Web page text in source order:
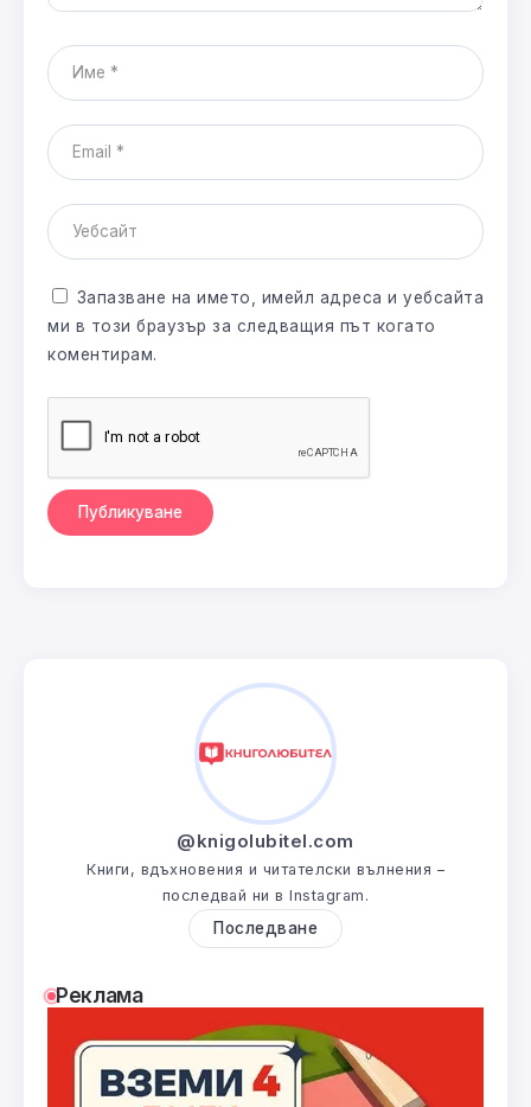
Запазване на името, имейл адреса и уебсайта
ми в този браузър за следващия път когато
коментирам.
@knigolubitel.com
Книги, вдъхновения и читателски вълнения –
последвай ни в Instagram.
Последване
Реклама